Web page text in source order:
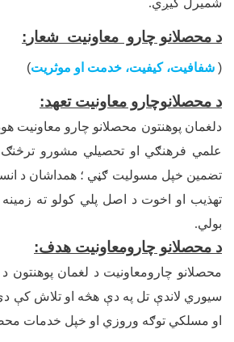
د محصلانو چارو معاونیت شعار :
) شفافیت، کیفیت، خدمت او موثریت(
د محصلانوچارو معاونیت تعهد:
دلغمان پوهنتون محصلانو چارو معاونیت
علمي فرهنګي او تحصیلي مشورو
تضمین خپل مسولیت ګڼي ؛ همداشان د
تهذیب او اخوت د اصل پلي کولو ته
بولي.
د محصلانو چارومعاونیت هدف:
محصلانو چارومعاونیت د لغمان پوهنتون
سیوري لاندې تل په دې هڅه او تلاش کې
او مسلکي توګه وروزي او خپل خدمات